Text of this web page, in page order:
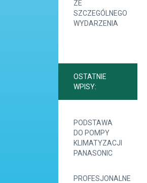
ZE
SZCZEGÓLNEGO
WYDARZENIA
OSTATNIE
WPISY:
PODSTAWA
DO POMPY
KLIMATYZACJI
PANASONIC
PROFESJONALNE